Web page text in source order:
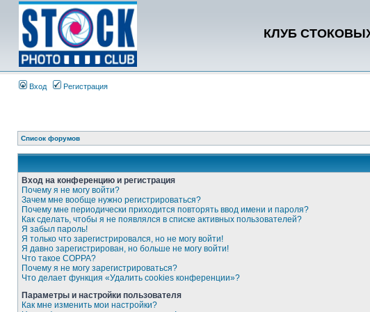
КЛУБ
Вход Регистрация
Список форумов
Вход на конференцию и регистрация
Почему я не могу войти?
Зачем мне вообще нужно регистрироваться?
Почему мне периодически приходится повторять ввод имени и пароля?
Как сделать, чтобы я не появлялся в списке активных пользователей?
Я забыл пароль!
Я только что зарегистрировался, но не могу войти!
Я давно зарегистрирован, но больше не могу войти!
Что такое COPPA?
Почему я не могу зарегистрироваться?
Что делает функция «Удалить cookies конференции»?
Параметры и настройки пользователя
Как мне изменить мои настройки?